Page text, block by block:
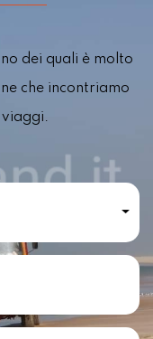
dei quali è molto
che incontriamo